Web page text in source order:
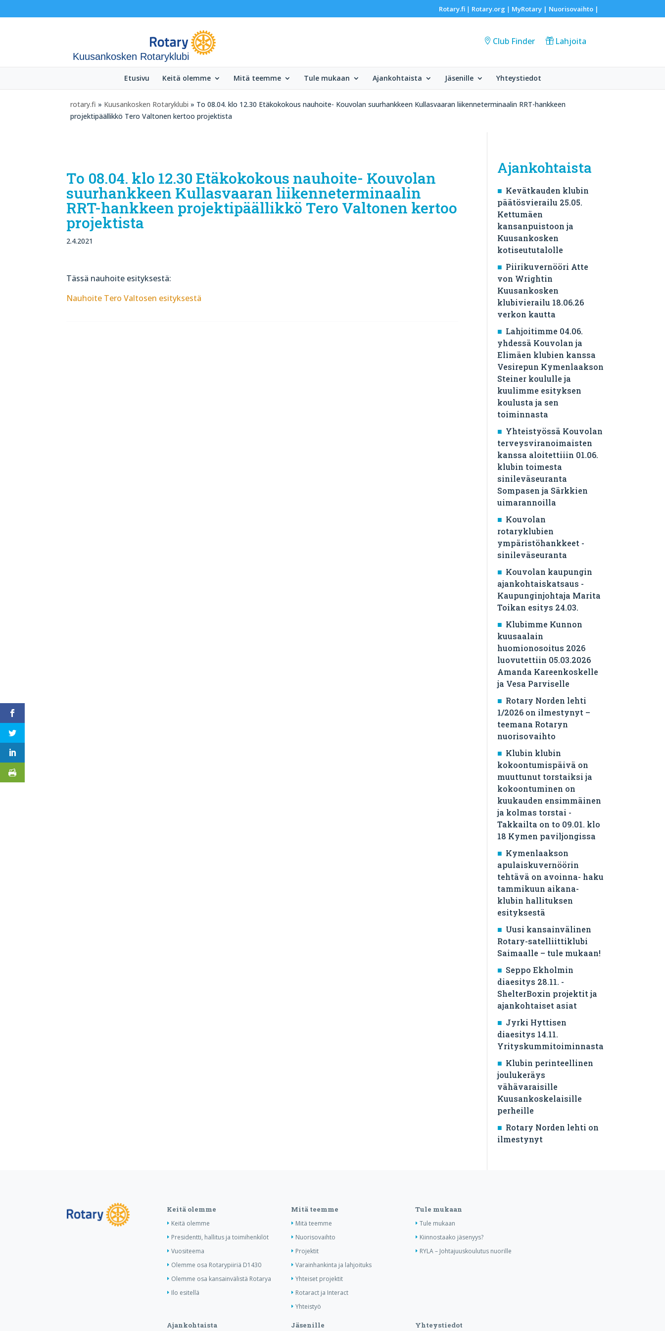
Rotary.fi| Rotary.org | MyRotary | Nuorisovaihto|
Kuusankosken Rotaryklubi
Club Finder Lahjoita
Etusivu Keitä olemme Mitä teemme Tule mukaan Ajankohtaista Jäsenille Yhteystiedot
rotary.fi » Kuusankosken Rotaryklubi » To 08.04. klo 12.30 Etäkokokous nauhoite- Kouvolan suurhankkeen Kullasvaaran liikenneterminaalin RRT-hankkeen
projektipäällikkö Tero Valtonen kertoo projektista
To 08.04. klo 12.30 Etäkokokous nauhoite- Kouvolan
suurhankkeen Kullasvaaran liikenneterminaalin
RRT-hankkeen projektipäällikkö Tero Valtonen kertoo
projektista
2.4.2021
Tässä nauhoite esityksestä:
Nauhoite Tero Valtosen esityksestä
Ajankohtaista
Kevätkauden klubin
päätösvierailu 25.05.
Kettumäen
kansanpuistoon ja
Kuusankosken
kotiseututalolle
Piirikuvernööri Atte
von Wrightin
Kuusankosken
klubivierailu 18.06.26
verkon kautta
Lahjoitimme 04.06.
yhdessä Kouvolan ja
Elimäen klubien kanssa
Vesirepun Kymenlaakson
Steiner koululle ja
kuulimme esityksen
koulusta ja sen
toiminnasta
Yhteistyössä Kouvolan
terveysviranoimaisten
kanssa aloitettiiin 01.06.
klubin toimesta
sinileväseuranta
Sompasen ja Särkkien
uimarannoilla
Kouvolan
rotaryklubien
ympäristöhankkeet -
sinileväseuranta
Kouvolan kaupungin
ajankohtaiskatsaus -
Kaupunginjohtaja Marita
Toikan esitys 24.03.
Klubimme Kunnon
kuusaalain
huomionosoitus 2026
luovutettiin 05.03.2026
Amanda Kareenkoskelle
ja Vesa Parviselle
​Rotary Norden lehti
1/2026 on ilmestynyt –
teemana Rotaryn
nuorisovaihto
Klubin klubin
kokoontumispäivä on
muuttunut torstaiksi ja
kokoontuminen on
kuukauden ensimmäinen
ja kolmas torstai -
Takkailta on to 09.01. klo
18 Kymen paviljongissa
Kymenlaakson
apulaiskuvernöörin
tehtävä on avoinna- haku
tammikuun aikana-
klubin hallituksen
esityksestä
Uusi kansainvälinen
Rotary-satelliittiklubi
Saimaalle – tule mukaan!
Seppo Ekholmin
diaesitys 28.11. -
ShelterBoxin projektit ja
ajankohtaiset asiat
Jyrki Hyttisen
diaesitys 14.11.
Yrityskummitoiminnasta
Klubin perinteellinen
joulukeräys
vähävaraisille
Kuusankoskelaisille
perheille
Rotary Norden lehti on
ilmestynyt
Keitä olemme
Keitä olemme
Presidentti, hallitus ja toimihenkilöt
Vuositeema
Olemme osa Rotarypiiriä D1430
Olemme osa kansainvälistä Rotarya
Ilo esitellä
Mitä teemme
Mitä teemme
Nuorisovaihto
Projektit
Varainhankinta ja lahjoituks
Yhteiset projektit
Rotaract ja Interact
Yhteistyö
Tule mukaan
Tule mukaan
Kiinnostaako jäsenyys?
RYLA – Johtajuuskoulutus nuorille
Ajankohtaista Jäsenille Yhteystiedot